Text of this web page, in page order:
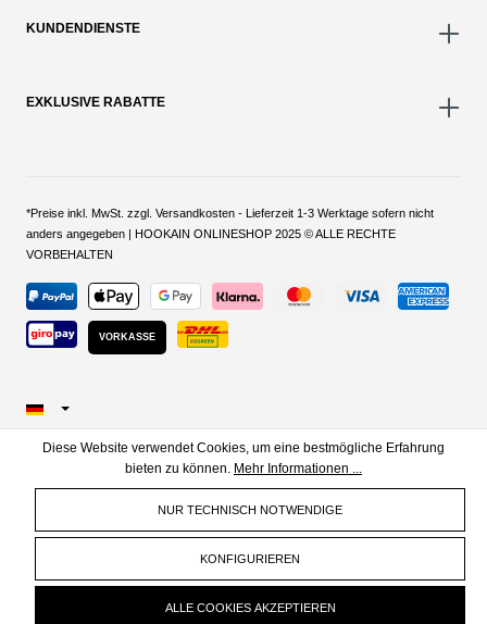
KUNDENDIENSTE
EXKLUSIVE RABATTE
*Preise inkl. MwSt. zzgl. Versandkosten - Lieferzeit 1-3 Werktage sofern nicht
anders angegeben | HOOKAIN ONLINESHOP 2025 © ALLE RECHTE
VORBEHALTEN
VORKASSE
Diese Website verwendet Cookies, um eine bestmögliche Erfahrung
bieten zu können. Mehr Informationen ...
NUR TECHNISCH NOTWENDIGE
KONFIGURIEREN
ALLE COOKIES AKZEPTIEREN